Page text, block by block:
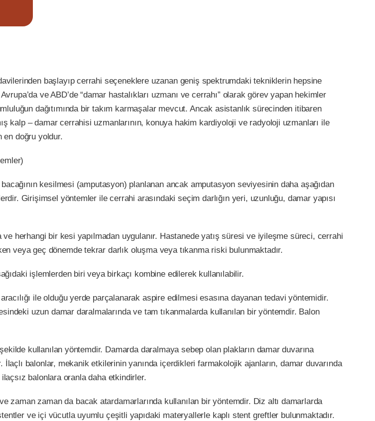
başlayıp cerrahi seçeneklere uzanan geniş spektrumdaki tekniklerin hepsine
ve ABD’de “damar hastalıkları uzmanı ve cerrahı” olarak görev yapan hekimler
dağıtımında bir takım karmaşalar mevcut. Ancak asistanlık sürecinden itibaren
kalp – damar cerrahisi uzmanlarının, konuya hakim kardiyoloji ve radyoloji uzmanları ile
en doğru yoldur.
kesilmesi (amputasyon) planlanan ancak amputasyon seviyesinin daha aşağıdan
Girişimsel yöntemler ile cerrahi arasındaki seçim darlığın yeri, uzunluğu, damar yapısı
herhangi bir kesi yapılmadan uygulanır. Hastanede yatış süresi ve iyileşme süreci, cerrahi
veya geç dönemde tekrar darlık oluşma veya tıkanma riski bulunmaktadır.
işlemlerden biri veya birkaçı kombine edilerek kullanılabilir.
ile olduğu yerde parçalanarak aspire edilmesi esasına dayanan tedavi yöntemidir.
uzun damar daralmalarında ve tam tıkanmalarda kullanılan bir yöntemdir. Balon
kullanılan yöntemdir. Damarda daralmaya sebep olan plakların damar duvarına
İlaçlı balonlar, mekanik etkilerinin yanında içerdikleri farmakolojik ajanların, damar duvarında
balonlara oranla daha etkindirler.
zaman zaman da bacak atardamarlarında kullanılan bir yöntemdir. Diz altı damarlarda
ve içi vücutla uyumlu çeşitli yapıdaki materyallerle kaplı stent greftler bulunmaktadır.